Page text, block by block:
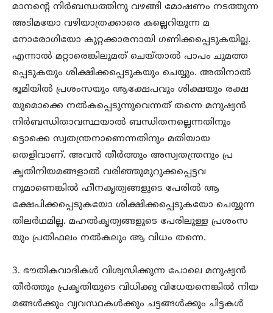
മാനന്റെ നിർബന്ധത്തിനു വഴങ്ങി മോഷണം നടത്തുന്ന
അടിമയോ വഴിയാത്രക്കാരെ കല്ലെറിയുന്ന മ
നോരോഗിയോ കുറ്റക്കാരനായി ഗണിക്കപ്പെടുകയില്ല.
എന്നാൽ മറ്റാരെങ്കിലുമത് ചെയ്താൽ പാപം ചുമത്ത
പ്പെടുകയും ശിക്ഷിക്കപ്പെടുകയും ചെയ്യും. അതിനാൽ
ഭൂമിയിൽ പ്രശംസയും ആക്ഷേപവും ശിക്ഷയും രക്ഷ
യുമൊക്കെ നൽകപ്പെടുന്നുവെന്നത് തന്നെ മനുഷ്യൻ
നിർബന്ധിതാവസ്ഥയാൽ ബന്ധിതനല്ലെന്നതിനും
ട്ടൊക്കെ സ്വതന്ത്രനാണെന്നതിനും മതിയായ
തെളിവാണ്. അവൻ തീർത്തും അസ്വതന്ത്രനും പ്ര
കൃതിനിയമങ്ങളാൽ വരിഞ്ഞുമുറുക്കപ്പെട്ടവ
നുമാണെങ്കിൽ ഹീനകൃത്യങ്ങളുടെ പേരിൽ ആ
ക്ഷേപിക്കപ്പെടുകയോ ശിക്ഷിക്കപ്പെടുകയോ ചെയ്യുന്ന
തിലർഥമില്ല. മഹൽകൃത്യങ്ങളുടെ പേരിലുള്ള പ്രശംസ
യും പ്രതിഫലം നൽകലും ആ വിധം തന്നെ.
3. ഭൗതികവാദികൾ വിശ്വസിക്കുന്ന പോലെ മനുഷ്യൻ
തീർത്തും പ്രകൃതിയുടെ വിധിക്കു വിധേയനെങ്കിൽ നിയ
മങ്ങൾക്കും വ്യവസ്ഥകൾക്കും ചട്ടങ്ങൾക്കും ചിട്ടകൾ